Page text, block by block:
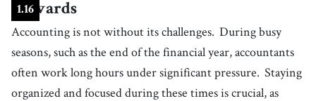
Rewards
1.16
Accounting is not without its challenges. During busy
seasons, such as the end of the financial year, accountants
often work long hours under significant pressure. Staying
organized and focused during these times is crucial, as